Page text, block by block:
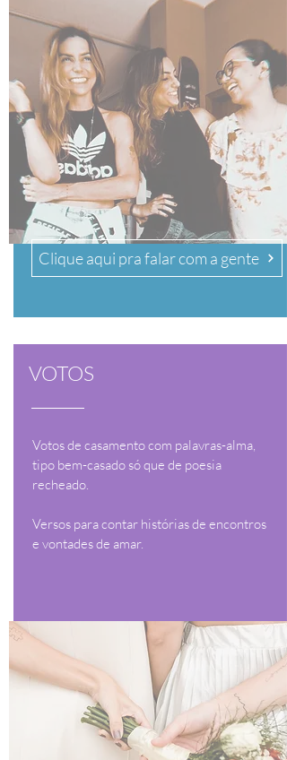
Clique aqui pra falar com a gente
Votos de casamento com palavras-alma,
tipo bem-casado só que de poesia
recheado.
Versos para contar histórias de encontros
e vontades de amar.
VOTOS